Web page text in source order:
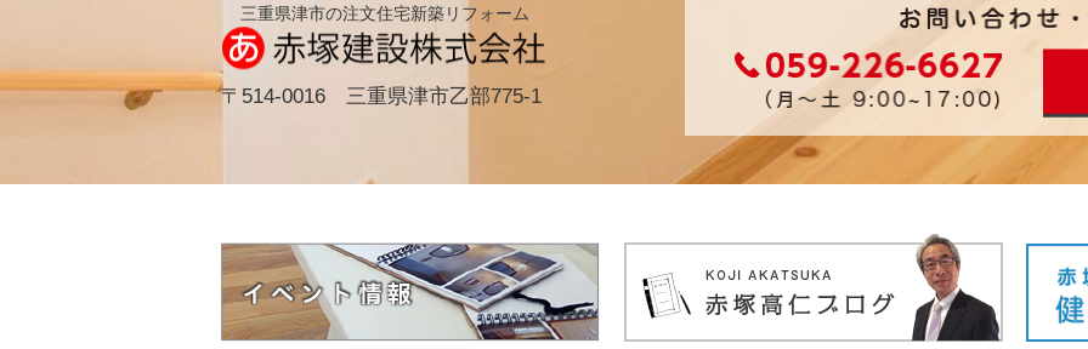
三重県津市の注文住宅新築リフォーム
〒514-0016 三重県津市乙部775-1